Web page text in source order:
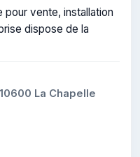
pour vente, installation
dispose de la
La Chapelle